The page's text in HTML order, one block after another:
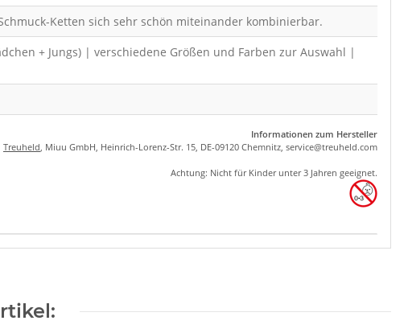
Ketten sich sehr schön miteinander kombinierbar.
+ Jungs) | verschiedene Größen und Farben zur Auswahl |
Informationen zum Hersteller
Treuheld, Miuu GmbH, Heinrich-Lorenz-Str. 15, DE-09120 Chemnitz, service@treuheld.com
Achtung: Nicht für Kinder unter 3 Jahren geeignet.